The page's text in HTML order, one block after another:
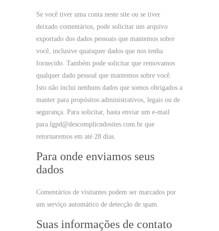
Se você tiver uma conta neste site ou se tiver
deixado comentários, pode solicitar um arquivo
exportado dos dados pessoais que mantemos sobre
você, inclusive quaisquer dados que nos tenha
fornecido. Também pode solicitar que removamos
qualquer dado pessoal que mantemos sobre você.
Isto não inclui nenhuns dados que somos obrigados a
manter para propósitos administrativos, legais ou de
segurança. Para solicitar, basta enviar um e-mail
para lgpd@descomplicndosites.com.br que
retornaremos em até 28 dias.
Para onde enviamos seus
dados
Comentários de visitantes podem ser marcados por
um serviço automático de detecção de spam.
Suas informações de contato